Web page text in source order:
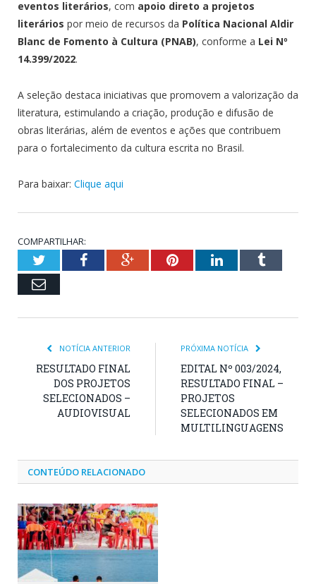
eventos literários, com apoio direto a projetos
literários por meio de recursos da Política Nacional Aldir
Blanc de Fomento à Cultura (PNAB), conforme a Lei Nº
14.399/2022.
A seleção destaca iniciativas que promovem a valorização da
literatura, estimulando a criação, produção e difusão de
obras literárias, além de eventos e ações que contribuem
para o fortalecimento da cultura escrita no Brasil.
Para baixar: Clique aqui
COMPARTILHAR:
TwitterFacebookGoogle+PinterestLinkedInTumblr
Email
NOTÍCIA ANTERIOR
RESULTADO FINAL
DOS PROJETOS
SELECIONADOS –
AUDIOVISUAL
PRÓXIMA NOTÍCIA
EDITAL Nº 003/2024,
RESULTADO FINAL –
PROJETOS
SELECIONADOS EM
MULTILINGUAGENS
CONTEÚDO RELACIONADO